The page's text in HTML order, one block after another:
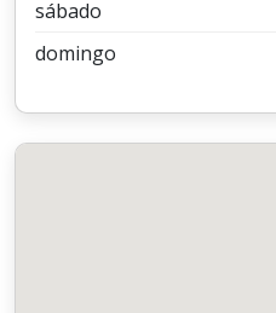
sábado
domingo